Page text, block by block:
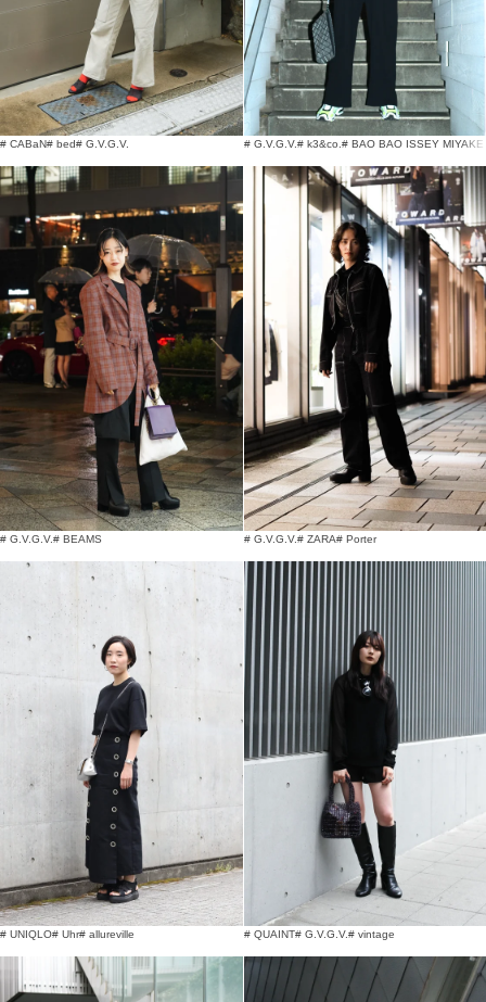
# CABaN# bed# G.V.G.V. # G.V.G.V.# k3&co. # BAO BAO ISSEY MIYAKE
# G.V.G.V.# BEAMS # G.V.G.V.# ZARA# Porter
# UNIQLO# Uhr# allureville # QUAINT# G.V.G.V.# vintage